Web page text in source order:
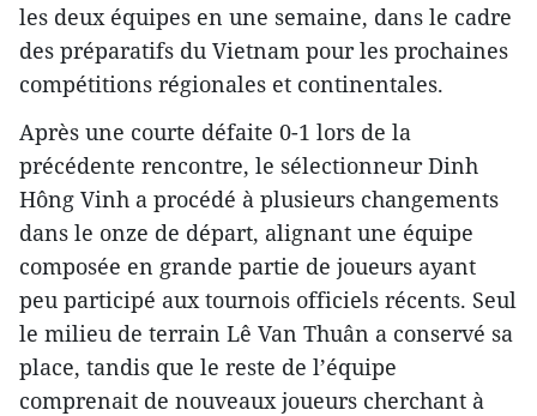
les deux équipes en une semaine, dans le cadre
des préparatifs du Vietnam pour les prochaines
compétitions régionales et continentales.
Après une courte défaite 0-1 lors de la
précédente rencontre, le sélectionneur Dinh
Hông Vinh a procédé à plusieurs changements
dans le onze de départ, alignant une équipe
composée en grande partie de joueurs ayant
peu participé aux tournois officiels récents. Seul
le milieu de terrain Lê Van Thuân a conservé sa
place, tandis que le reste de l’équipe
comprenait de nouveaux joueurs cherchant à